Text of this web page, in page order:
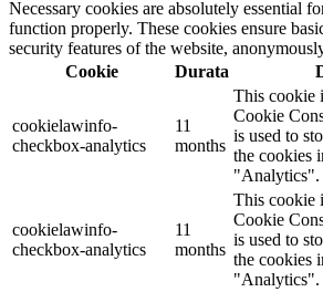
Necessary cookies are absolutely essential
function properly. These cookies ensure
security features of the website,
Cookie
Durata
cookielawinfo-
checkbox-analytics
11
months
This cookie
Cookie
is used to
the cookies
"Analytics".
cookielawinfo-
checkbox-analytics
11
months
This cookie
Cookie
is used to
the cookies
"Analytics".